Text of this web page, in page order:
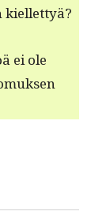
kiellettyä?
ei ole